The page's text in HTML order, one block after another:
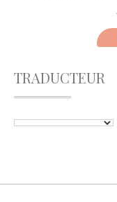
TRADUCTEUR